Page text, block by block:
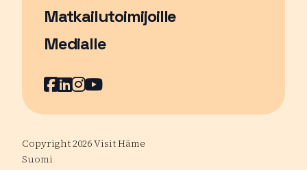
Matkailutoimijoille
Medialle
Facebook
Sivu avautuu uudessa ikkunassa
LinkedIn
Sivu avautuu uudessa ikkunassa
Instagram
Sivu avautuu uudessa
YouTube
Sivu avautuu uudessa
Copyright 2026 Visit Häme
Suomi